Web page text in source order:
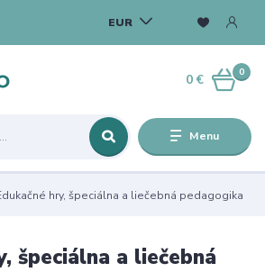
Menu
EUR
0
0 €
hry, špeciálna a liečebná pedagogika
špeciálna a liečebná